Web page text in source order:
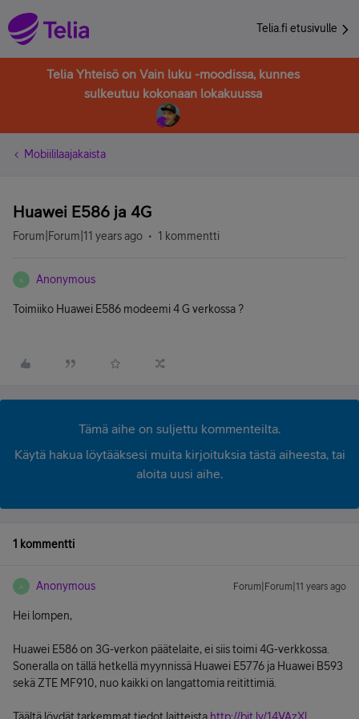
Telia.fi etusivulle
Telia Yhteisö on Vain luku -moodissa, kunnes
sulkeutuu kokonaan lokakuussa
Mobiililaajakaista
Huawei E586 ja 4G
Forum|Forum|11 years ago 1 kommentti
A Anonymous
Toimiiko Huawei E586 modeemi 4 G verkossa ?
Tämä aihe on suljettu kommenteilta.
Käytä hakua löytääksesi muita kirjoituksia tästä aiheesta, tai
aloita uusi aihe.
1 kommentti
A Anonymous Forum|Forum|11 years ago
Hei lompen,
Huawei E586 on 3G-verkon päätelaite, ei siis toimi 4G-verkkossa.
Soneralla on tällä hetkellä myynnissä Huawei E5776 ja Huawei B593
sekä ZTE MF910, nuo kaikki on langattomia reitittimiä.